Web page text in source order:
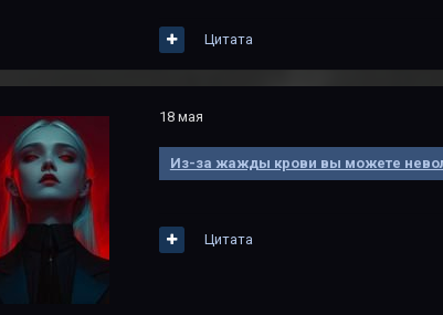
Цитата
18 мая
Из-за жажды крови вы можете
Цитата